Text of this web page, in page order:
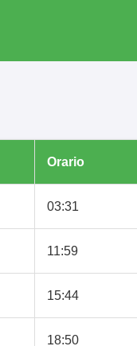
Orario
03:31
11:59
15:44
18:50